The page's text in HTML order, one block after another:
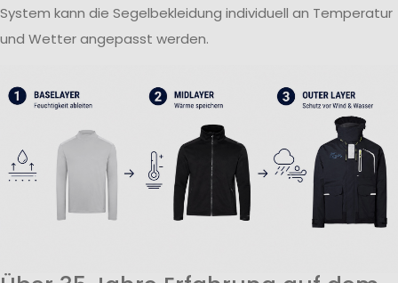
System kann die Segelbekleidung individuell an Temperatur
und Wetter angepasst werden.